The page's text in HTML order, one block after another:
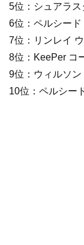
5位：シュアラ
6位：ペルシー
7位：リンレイ
8位：KeePer コ
9位：ウィルソ
10位：ペルシー